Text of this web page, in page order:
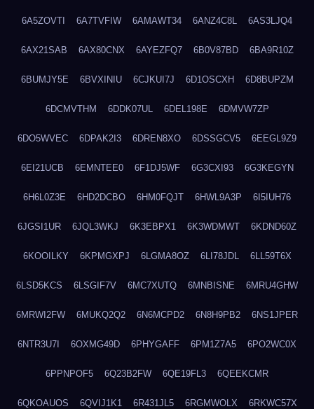
6A5ZOVTI 6A7TVFIW 6AMAWT34 6ANZ4C8L 6AS3LJQ4
6AX21SAB 6AX80CNX 6AYEZFQ7 6B0V87BD 6BA9R10Z
6BUMJY5E 6BVXINIU 6CJKUI7J 6D1OSCXH 6D8BUPZM
6DCMVTHM 6DDK07UL 6DEL198E 6DMVW7ZP
6DO5WVEC 6DPAK2I3 6DREN8XO 6DSSGCV5 6EEGL9Z9
6EI21UCB 6EMNTEE0 6F1DJ5WF 6G3CXI93 6G3KEGYN
6H6L0Z3E 6HD2DCBO 6HM0FQJT 6HWL9A3P 6I5IUH76
6JGSI1UR 6JQL3WKJ 6K3EBPX1 6K3WDMWT 6KDND60Z
6KOOILKY 6KPMGXPJ 6LGMA8OZ 6LI78JDL 6LL59T6X
6LSD5KCS 6LSGIF7V 6MC7XUTQ 6MNBISNE 6MRU4GHW
6MRWI2FW 6MUKQ2Q2 6N6MCPD2 6N8H9PB2 6NS1JPER
6NTR3U7I 6OXMG49D 6PHYGAFF 6PM1Z7A5 6PO2WC0X
6PPNPOF5 6Q23B2FW 6QE19FL3 6QEEKCMR
6QKOAUOS 6QVIJ1K1 6R431JL5 6RGMWOLX 6RKWC57X